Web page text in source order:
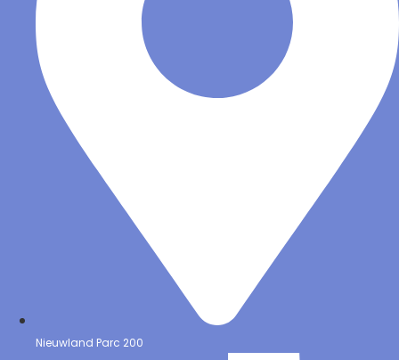
Nieuwland Parc 200